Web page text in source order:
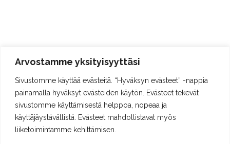
Arvostamme yksityisyyttäsi
Sivustomme käyttää evästeitä. “Hyväksyn evästeet” -nappia
painamalla hyväksyt evästeiden käytön. Evästeet tekevät
sivustomme käyttämisestä helppoa, nopeaa ja
käyttäjäystävällistä. Evästeet mahdollistavat myös
liiketoimintamme kehittämisen.